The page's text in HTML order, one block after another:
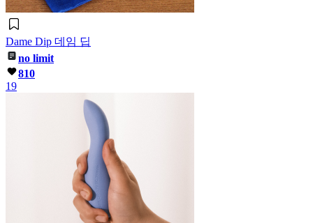
Dame Dip 데임 딥
no limit
810
19